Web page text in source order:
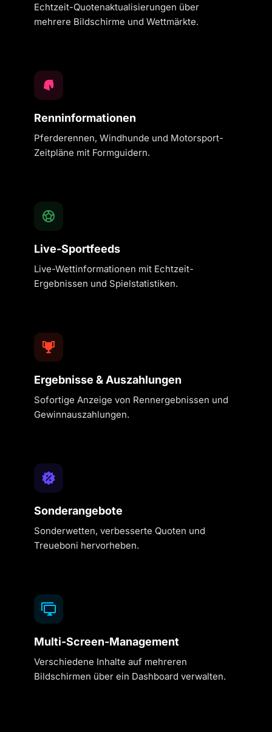
Echtzeit-Quotenaktualisierungen über
mehrere Bildschirme und Wettmärkte.
Renninformationen
Pferderennen, Windhunde und Motorsport-
Zeitpläne mit Formguidern.
Live-Sportfeeds
Live-Wettinformationen mit Echtzeit-
Ergebnissen und Spielstatistiken.
Ergebnisse & Auszahlungen
Sofortige Anzeige von Rennergebnissen und
Gewinnauszahlungen.
Sonderangebote
Sonderwetten, verbesserte Quoten und
Treueboni hervorheben.
Multi-Screen-Management
Verschiedene Inhalte auf mehreren
Bildschirmen über ein Dashboard verwalten.